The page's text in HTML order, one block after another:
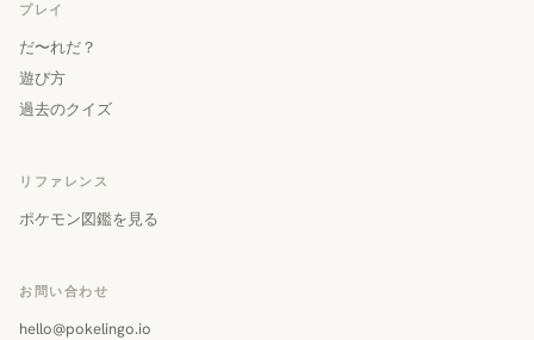
プレイ
だ〜れだ？
遊び方
過去のクイズ
リファレンス
ポケモン図鑑を見る
お問い合わせ
hello@pokelingo.io